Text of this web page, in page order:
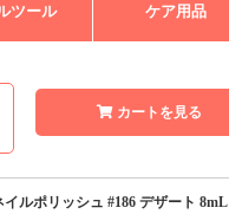
ツール ケア用品
カートを見る
ルポリッシュ #186 デザート 8mL